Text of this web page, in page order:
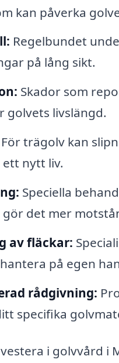
kan påverka
Regelbundet
på lång sikt.
Skador som
livslängd.
För trägolv kan
nytt liv.
Speciella
gör det mer
av fläckar:
på egen
rådgivning:
specifika
i golvvård i